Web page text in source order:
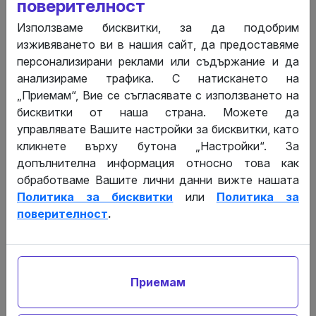
Първоначална регистрация
Не искате да се занимавате сами? Ние ще
подготвим и подадем всички документи за
регистрация на Вашето ДПК в Търговския регистър
за нула време.
Искате да промените името, адреса или
комуникация и документация с регистъра. По-
поверителност
Използваме бисквитки, за да подобрим
изживяването ви в нашия сайт, да предоставяме
персонализирани реклами или съдържание и да
анализираме трафика. С натискането на
„Приемам“, Вие се съгласявате с използването на
бисквитки от наша страна. Можете да
управлявате Вашите настройки за бисквитки, като
кликнете върху бутона „Настройки“. За
допълнителна информация относно това как
обработваме Вашите лични данни вижте нашата
Политика за бисквитки или Политика за
поверителност.
Приемам